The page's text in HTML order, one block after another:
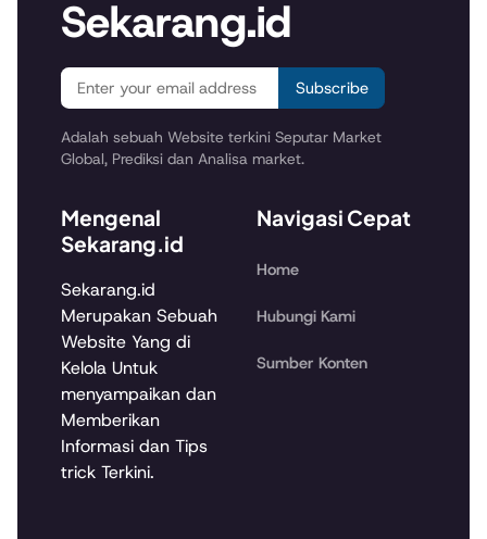
Sekarang.id
Subscribe
Adalah sebuah Website terkini Seputar Market
Global, Prediksi dan Analisa market.
Mengenal
Sekarang.id
Sekarang.id
Merupakan Sebuah
Website Yang di
Kelola Untuk
menyampaikan dan
Memberikan
Informasi dan Tips
trick Terkini.
Navigasi Cepat
Home
Hubungi Kami
Sumber Konten